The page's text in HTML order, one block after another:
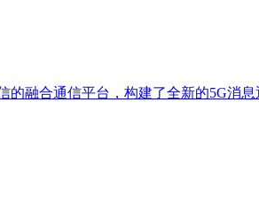
融合通信平台，构建了全新的5G消